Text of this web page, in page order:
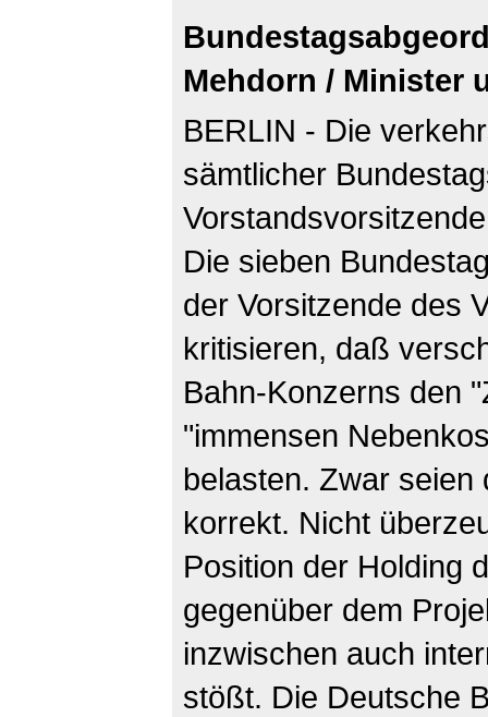
Mehdorn / Minister
BERLIN - Die
sämtlicher
Die sieben
der Vorsitzende des
kritisieren, daß
Bahn-Konzerns den
"immensen
belasten. Zwar seien
korrekt. Nicht
Position der Holding
gegenüber dem
inzwischen auch
stößt. Die Deutsche